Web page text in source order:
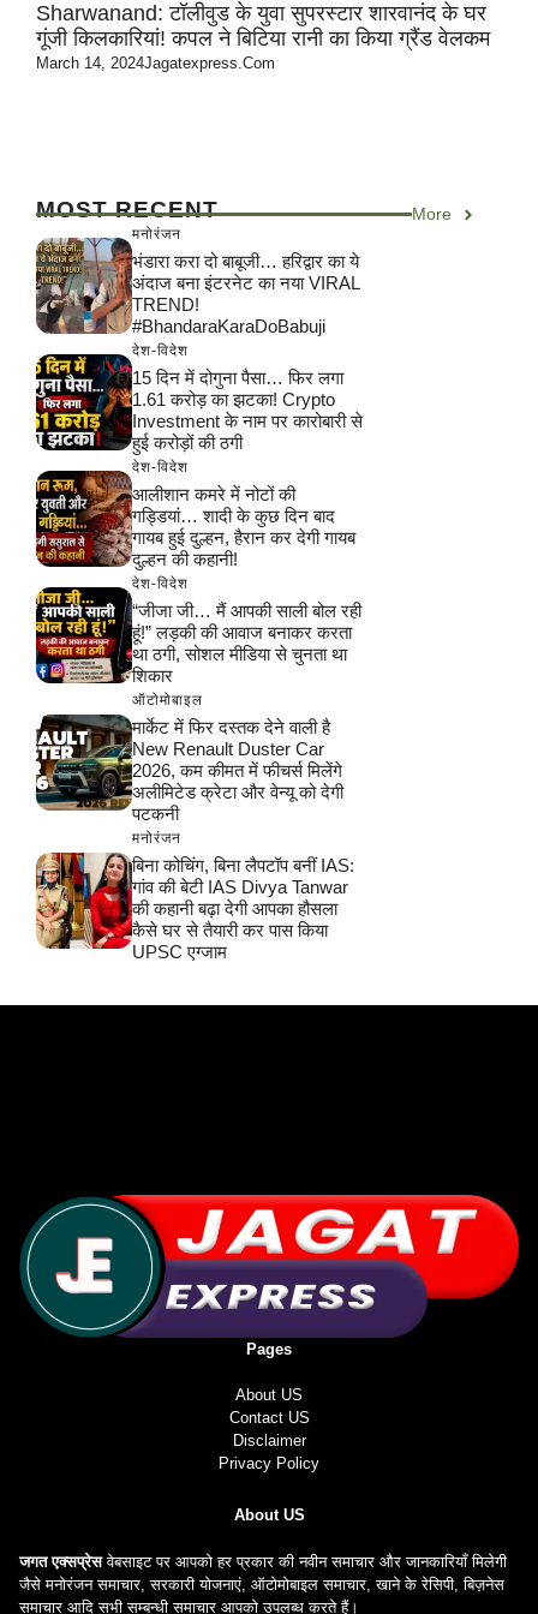
Sharwanand: टॉलीवुड के युवा सुपरस्टार शारवानंद के घर
गूंजी किलकारियां! कपल ने बिटिया रानी का किया ग्रैंड वेलकम
March 14, 2024Jagatexpress.com
MOST RECENT More
मनोरंजन
भंडारा करा दो बाबूजी… हरिद्वार का ये
अंदाज बना इंटरनेट का नया VIRAL
TREND!
#BhandaraKaraDoBabuji
देश-विदेश
15 दिन में दोगुना पैसा… फिर लगा
1.61 करोड़ का झटका! Crypto
Investment के नाम पर कारोबारी से
हुई करोड़ों की ठगी
देश-विदेश
आलीशान कमरे में नोटों की
गड्डियां… शादी के कुछ दिन बाद
गायब हुई दुल्हन, हैरान कर देगी गायब
दुल्हन की कहानी!
देश-विदेश
“जीजा जी… मैं आपकी साली बोल रही
हूं!” लड़की की आवाज बनाकर करता
था ठगी, सोशल मीडिया से चुनता था
शिकार
ऑटोमोबाइल
मार्केट में फिर दस्तक देने वाली है
New Renault Duster Car
2026, कम कीमत में फीचर्स मिलेंगे
अलीमिटेड क्रेटा और वेन्यू को देगी
पटकनी
मनोरंजन
बिना कोचिंग, बिना लैपटॉप बनीं IAS:
गांव की बेटी IAS Divya Tanwar
की कहानी बढ़ा देगी आपका हौसला
कैसे घर से तैयारी कर पास किया
UPSC एग्जाम
Pages
About US
Contact US
Disclaimer
Privacy Policy
About US
जगत एक्सप्रेसवेबसाइट पर आपको हर प्रकार की नवीन समाचार और जानकारियाँ मिलेगी
जैसे मनोरंजन समाचार, सरकारी योजनाएं, ऑटोमोबाइल समाचार, खाने के रेसिपी, बिज़नेस
समाचार आदि सभी सम्बन्धी समाचार आपको उपलब्ध करते हैं।